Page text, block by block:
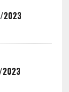
2023
2023